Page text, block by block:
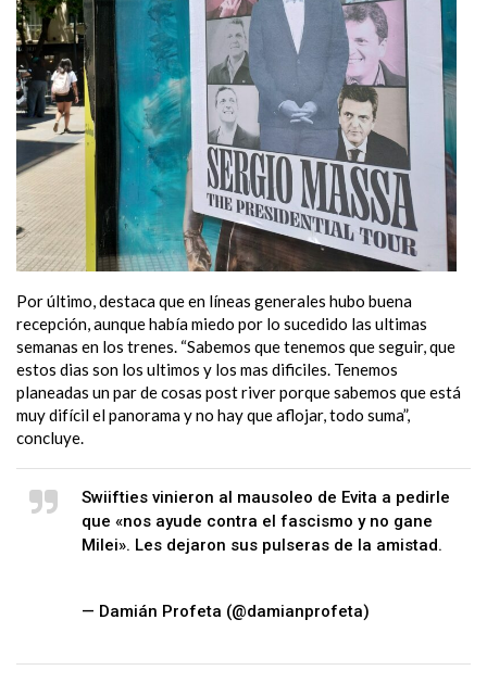
Por último, destaca que en líneas generales hubo buena
recepción, aunque había miedo por lo sucedido las ultimas
semanas en los trenes. “Sabemos que tenemos que seguir, que
estos dias son los ultimos y los mas dificiles. Tenemos
planeadas un par de cosas post river porque sabemos que está
muy difícil el panorama y no hay que aflojar, todo suma”,
concluye.
Swiifties vinieron al mausoleo de Evita a pedirle
que «nos ayude contra el fascismo y no gane
Milei». Les dejaron sus pulseras de la amistad.
— Damián Profeta (@damianprofeta)